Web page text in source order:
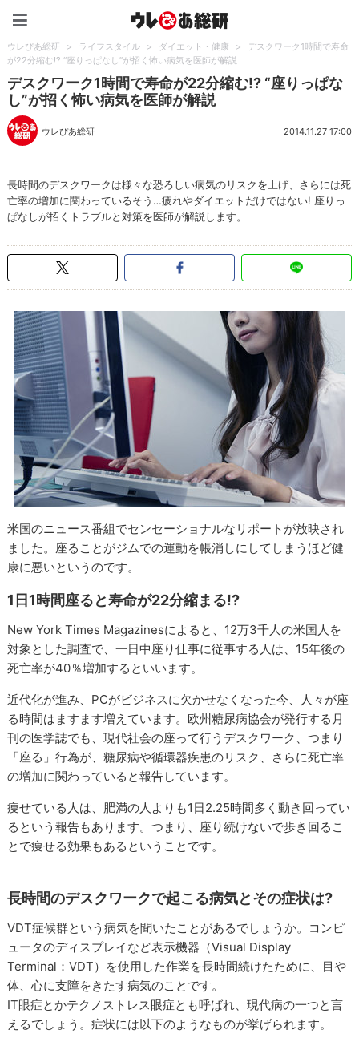
ウレぴあ総研 > ライフスタイル > ダイエット・健康 >
デスクワーク1時間で寿命
が22分縮む!? “座りっぱなし”が招く怖い病気を医師が解説
デスクワーク1時間で寿命が22分縮む!? “座りっぱな
し”が招く怖い病気を医師が解説
ウレぴあ総研 2014.11.27 17:00
長時間のデスクワークは様々な恐ろしい病気のリスクを上げ、さらには死
亡率の増加に関わっているそう…疲れやダイエットだけではない! 座りっ
ぱなしが招くトラブルと対策を医師が解説します。
米国のニュース番組でセンセーショナルなリポートが放映され
ました。座ることがジムでの運動を帳消しにしてしまうほど健
康に悪いというのです。
1日1時間座ると寿命が22分縮まる!?
New York Times Magazinesによると、12万3千人の米国人を
対象とした調査で、一日中座り仕事に従事する人は、15年後の
死亡率が40％増加するといいます。
近代化が進み、PCがビジネスに欠かせなくなった今、人々が座
る時間はますます増えています。欧州糖尿病協会が発行する月
刊の医学誌でも、現代社会の座って行うデスクワーク、つまり
「座る」行為が、糖尿病や循環器疾患のリスク、さらに死亡率
の増加に関わっていると報告しています。
痩せている人は、肥満の人よりも1日2.25時間多く動き回ってい
るという報告もあります。つまり、座り続けないで歩き回るこ
とで痩せる効果もあるということです。
長時間のデスクワークで起こる病気とその症状は?
VDT症候群という病気を聞いたことがあるでしょうか。コンピ
ュータのディスプレイなど表示機器（Visual Display
Terminal：VDT）を使用した作業を長時間続けたために、目や
体、心に支障をきたす病気のことです。
IT眼症とかテクノストレス眼症とも呼ばれ、現代病の一つと言
えるでしょう。症状には以下のようなものが挙げられます。